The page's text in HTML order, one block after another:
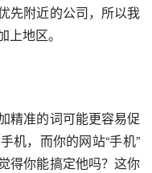
先附近的公司，所以我
地区。
精准的词可能更容易促
机，而你的网站“手机”
得你能搞定他吗？这你